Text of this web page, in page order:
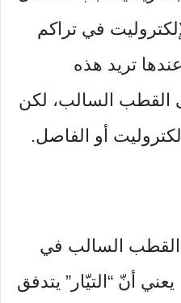
في تراكم
تريد هذه
القطب السالب، لكن
أو الفاصل.
القطب السالب في
أنّ “التيّار” يتدفق